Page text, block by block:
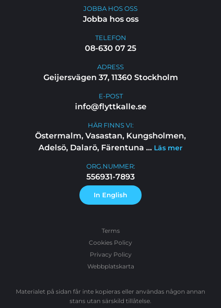
JOBBA HOS OSS
Jobba hos oss
TELEFON
08-630 07 25
ADRESS
Geijersvägen 37, 11360 Stockholm
E-POST
info@flyttkalle.se
ORG.NUMMER:
556931-7893
In English
HÄR FINNS VI:
Östermalm, Vasastan, Kungsholmen,
Adelsö, Dalarö, Färentuna ... Läs mer
Materialet på sidan får inte kopieras eller användas någon annan
stans utan särskild tillåtelse.
Terms
Cookies Policy
Privacy Policy
Webbplatskarta